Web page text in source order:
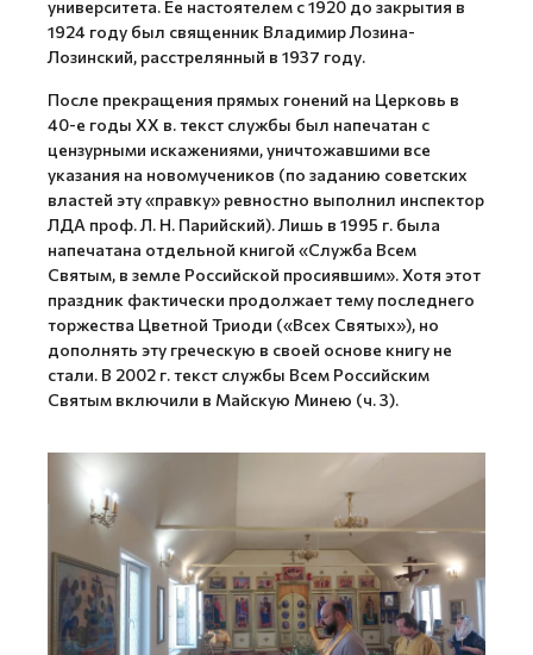
университета. Ее настоятелем с 1920 до закрытия в
1924 году был священник Владимир Лозина-
Лозинский, расстрелянный в 1937 году.
После прекращения прямых гонений на Церковь в
40-е годы XX в. текст службы был напечатан с
цензурными искажениями, уничтожавшими все
указания на новомучеников (по заданию советских
властей эту «правку» ревностно выполнил инспектор
ЛДА проф. Л. Н. Парийский). Лишь в 1995 г. была
напечатана отдельной книгой «Служба Всем
Святым, в земле Российской просиявшим». Хотя этот
праздник фактически продолжает тему последнего
торжества Цветной Триоди («Всех Святых»), но
дополнять эту греческую в своей основе книгу не
стали. В 2002 г. текст службы Всем Российским
Святым включили в Майскую Минею (ч. 3).